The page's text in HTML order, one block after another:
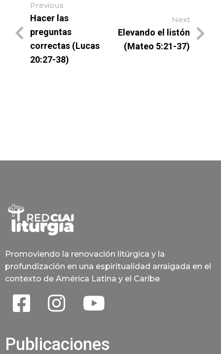
Previous
Hacer las
preguntas
correctas (Lucas
20:27-38)
Next
Elevando el listón
(Mateo 5:21-37)
Promoviendo la renovación litúrgica y la
profundización en una espiritualidad arraigada en el
contexto de América Latina y el Caribe
Publicaciones